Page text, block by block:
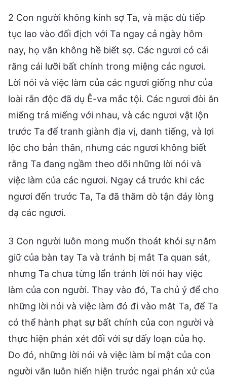
2 Con người không kính sợ Ta, và mặc dù tiếp
tục lao vào đối địch với Ta ngay cả ngày hôm
nay, họ vẫn không hề biết sợ. Các ngươi có cái
răng cái lưỡi bất chính trong miệng các ngươi.
Lời nói và việc làm của các ngươi giống như của
loài rắn độc đã dụ Ê-va mắc tội. Các ngươi đòi ăn
miếng trả miếng với nhau, và các ngươi vật lộn
trước Ta để tranh giành địa vị, danh tiếng, và lợi
lộc cho bản thân, nhưng các ngươi không biết
rằng Ta đang ngầm theo dõi những lời nói và
việc làm của các ngươi. Ngay cả trước khi các
ngươi đến trước Ta, Ta đã thăm dò tận đáy lòng
dạ các ngươi.
3 Con người luôn mong muốn thoát khỏi sự nắm
giữ của bàn tay Ta và tránh bị mắt Ta quan sát,
nhưng Ta chưa từng lẩn tránh lời nói hay việc
làm của con người. Thay vào đó, Ta chủ ý để cho
những lời nói và việc làm đó đi vào mắt Ta, để Ta
có thể hành phạt sự bất chính của con người và
thực hiện phán xét đối với sự dấy loạn của họ.
Do đó, những lời nói và việc làm bí mật của con
người vẫn luôn hiển hiện trước ngai phán xử của